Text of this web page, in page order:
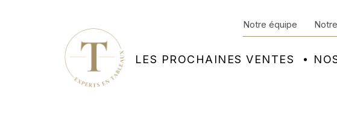
LES PROCHAINES VENTES
Notre équipe